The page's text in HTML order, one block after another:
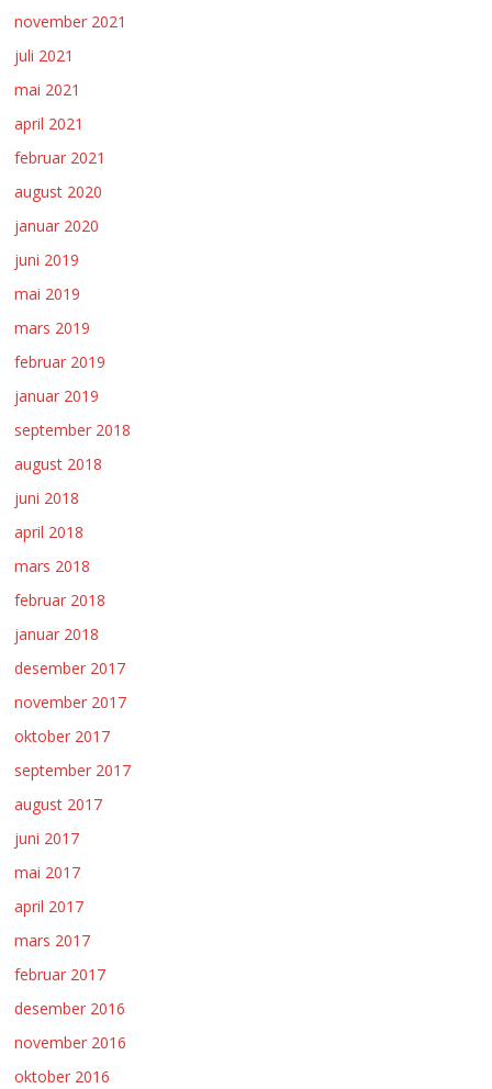
november 2021
juli 2021
mai 2021
april 2021
februar 2021
august 2020
januar 2020
juni 2019
mai 2019
mars 2019
februar 2019
januar 2019
september 2018
august 2018
juni 2018
april 2018
mars 2018
februar 2018
januar 2018
desember 2017
november 2017
oktober 2017
september 2017
august 2017
juni 2017
mai 2017
april 2017
mars 2017
februar 2017
desember 2016
november 2016
oktober 2016